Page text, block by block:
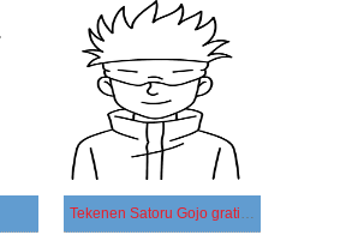
Tekenen Satoru Gojo gratis basis